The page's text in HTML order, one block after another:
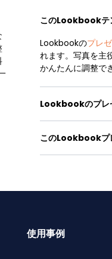
このLookbookテ
Lookbookのプレ
れます。写真を主
かんたんに調整で
Lookbookのプレ
このLookbookプ
使用事例